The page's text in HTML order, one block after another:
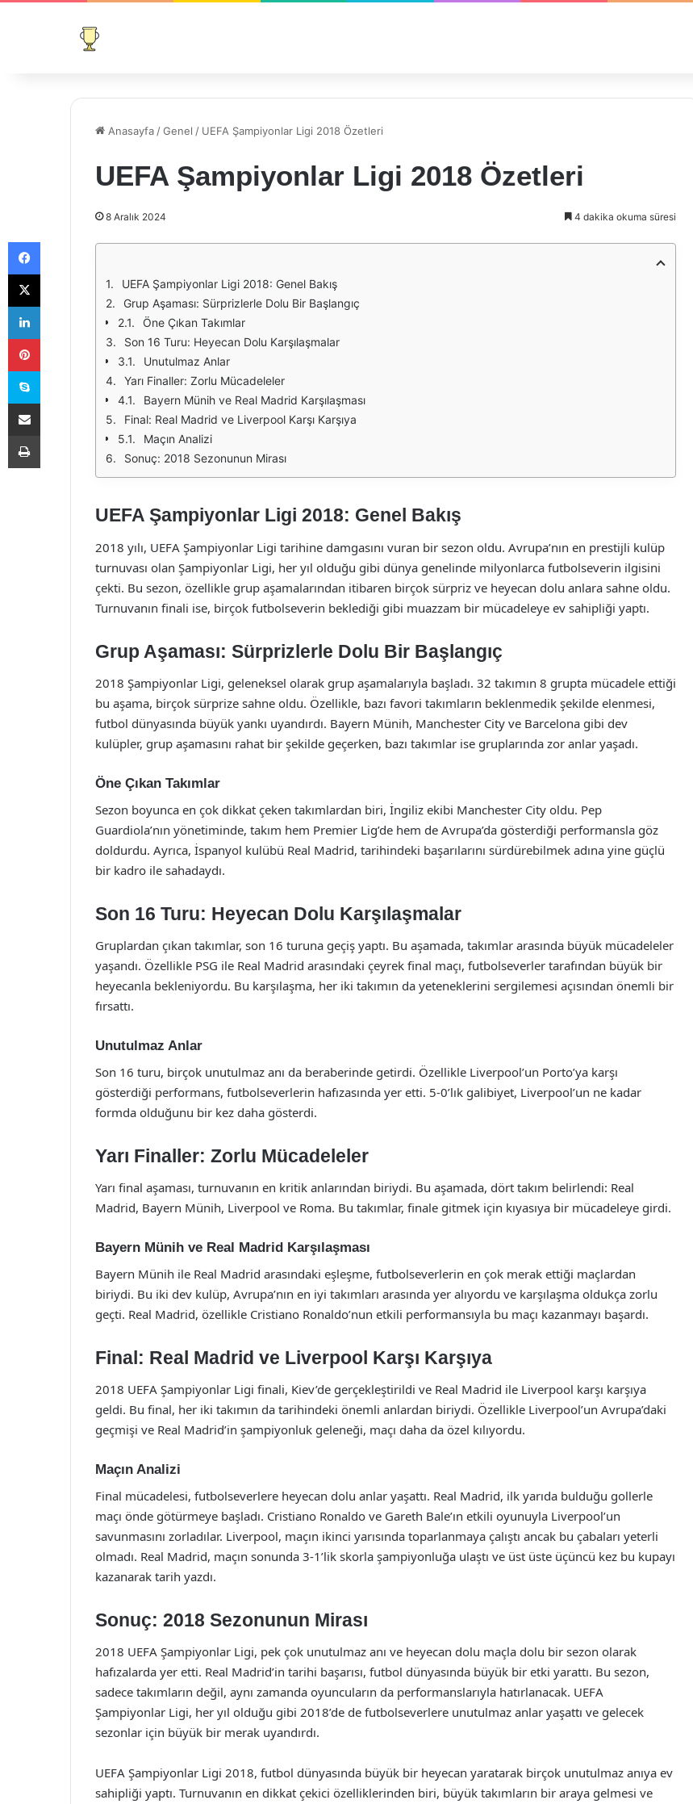
Anasayfa /Genel / UEFA Şampiyonlar Ligi 2018 Özetleri
UEFA Şampiyonlar Ligi 2018 Özetleri
8 Aralık 2024 4 dakika okuma süresi
UEFA Şampiyonlar Ligi 2018: Genel Bakış
Grup Aşaması: Sürprizlerle Dolu Bir Başlangıç
Öne Çıkan Takımlar
Son 16 Turu: Heyecan Dolu Karşılaşmalar
Unutulmaz Anlar
Yarı Finaller: Zorlu Mücadeleler
Bayern Münih ve Real Madrid Karşılaşması
Final: Real Madrid ve Liverpool Karşı Karşıya
Maçın Analizi
Sonuç: 2018 Sezonunun Mirası
UEFA Şampiyonlar Ligi 2018: Genel Bakış
2018 yılı, UEFA Şampiyonlar Ligi tarihine damgasını vuran bir sezon oldu. Avrupa’nın en prestijli kulüp
turnuvası olan Şampiyonlar Ligi, her yıl olduğu gibi dünya genelinde milyonlarca futbolseverin ilgisini
çekti. Bu sezon, özellikle grup aşamalarından itibaren birçok sürpriz ve heyecan dolu anlara sahne oldu.
Turnuvanın finali ise, birçok futbolseverin beklediği gibi muazzam bir mücadeleye ev sahipliği yaptı.
Grup Aşaması: Sürprizlerle Dolu Bir Başlangıç
2018 Şampiyonlar Ligi, geleneksel olarak grup aşamalarıyla başladı. 32 takımın 8 grupta mücadele ettiği
bu aşama, birçok sürprize sahne oldu. Özellikle, bazı favori takımların beklenmedik şekilde elenmesi,
futbol dünyasında büyük yankı uyandırdı. Bayern Münih, Manchester City ve Barcelona gibi dev
kulüpler, grup aşamasını rahat bir şekilde geçerken, bazı takımlar ise gruplarında zor anlar yaşadı.
Öne Çıkan Takımlar
Sezon boyunca en çok dikkat çeken takımlardan biri, İngiliz ekibi Manchester City oldu. Pep
Guardiola’nın yönetiminde, takım hem Premier Lig’de hem de Avrupa’da gösterdiği performansla göz
doldurdu. Ayrıca, İspanyol kulübü Real Madrid, tarihindeki başarılarını sürdürebilmek adına yine güçlü
bir kadro ile sahadaydı.
Son 16 Turu: Heyecan Dolu Karşılaşmalar
Gruplardan çıkan takımlar, son 16 turuna geçiş yaptı. Bu aşamada, takımlar arasında büyük mücadeleler
yaşandı. Özellikle PSG ile Real Madrid arasındaki çeyrek final maçı, futbolseverler tarafından büyük bir
heyecanla bekleniyordu. Bu karşılaşma, her iki takımın da yeteneklerini sergilemesi açısından önemli bir
fırsattı.
Unutulmaz Anlar
Son 16 turu, birçok unutulmaz anı da beraberinde getirdi. Özellikle Liverpool’un Porto’ya karşı
gösterdiği performans, futbolseverlerin hafızasında yer etti. 5-0’lık galibiyet, Liverpool’un ne kadar
formda olduğunu bir kez daha gösterdi.
Yarı Finaller: Zorlu Mücadeleler
Yarı final aşaması, turnuvanın en kritik anlarından biriydi. Bu aşamada, dört takım belirlendi: Real
Madrid, Bayern Münih, Liverpool ve Roma. Bu takımlar, finale gitmek için kıyasıya bir mücadeleye girdi.
Bayern Münih ve Real Madrid Karşılaşması
Bayern Münih ile Real Madrid arasındaki eşleşme, futbolseverlerin en çok merak ettiği maçlardan
biriydi. Bu iki dev kulüp, Avrupa’nın en iyi takımları arasında yer alıyordu ve karşılaşma oldukça zorlu
geçti. Real Madrid, özellikle Cristiano Ronaldo’nun etkili performansıyla bu maçı kazanmayı başardı.
Final: Real Madrid ve Liverpool Karşı Karşıya
2018 UEFA Şampiyonlar Ligi finali, Kiev’de gerçekleştirildi ve Real Madrid ile Liverpool karşı karşıya
geldi. Bu final, her iki takımın da tarihindeki önemli anlardan biriydi. Özellikle Liverpool’un Avrupa’daki
geçmişi ve Real Madrid’in şampiyonluk geleneği, maçı daha da özel kılıyordu.
Maçın Analizi
Final mücadelesi, futbolseverlere heyecan dolu anlar yaşattı. Real Madrid, ilk yarıda bulduğu gollerle
maçı önde götürmeye başladı. Cristiano Ronaldo ve Gareth Bale’ın etkili oyunuyla Liverpool’un
savunmasını zorladılar. Liverpool, maçın ikinci yarısında toparlanmaya çalıştı ancak bu çabaları yeterli
olmadı. Real Madrid, maçın sonunda 3-1’lik skorla şampiyonluğa ulaştı ve üst üste üçüncü kez bu kupayı
kazanarak tarih yazdı.
Sonuç: 2018 Sezonunun Mirası
2018 UEFA Şampiyonlar Ligi, pek çok unutulmaz anı ve heyecan dolu maçla dolu bir sezon olarak
hafızalarda yer etti. Real Madrid’in tarihi başarısı, futbol dünyasında büyük bir etki yarattı. Bu sezon,
sadece takımların değil, aynı zamanda oyuncuların da performanslarıyla hatırlanacak. UEFA
Şampiyonlar Ligi, her yıl olduğu gibi 2018’de de futbolseverlere unutulmaz anlar yaşattı ve gelecek
sezonlar için büyük bir merak uyandırdı.
UEFA Şampiyonlar Ligi 2018, futbol dünyasında büyük bir heyecan yaratarak birçok unutulmaz anıya ev
sahipliği yaptı. Turnuvanın en dikkat çekici özelliklerinden biri, büyük takımların bir araya gelmesi ve
Facebook
X
LinkedIn
Pinterest
Skype
E-Posta ile paylaş